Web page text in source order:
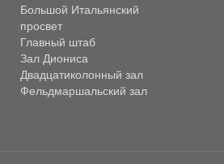
Большой Итальянский
просвет
Главный штаб
Зал Диониса
Двадцатиколонный зал
Фельдмаршальский зал